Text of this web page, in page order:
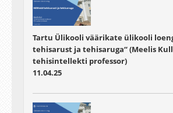
Tartu Ülikooli väärikate ülikooli
tehisarust ja tehisaruga“ (Meelis
tehisintellekti professor)
11.04.25